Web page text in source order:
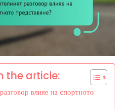
the article:
влияе на спортното